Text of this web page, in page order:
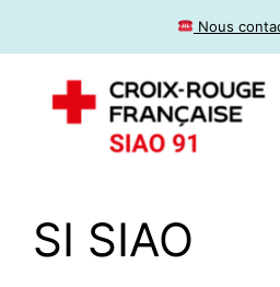
Nous
SI SIAO